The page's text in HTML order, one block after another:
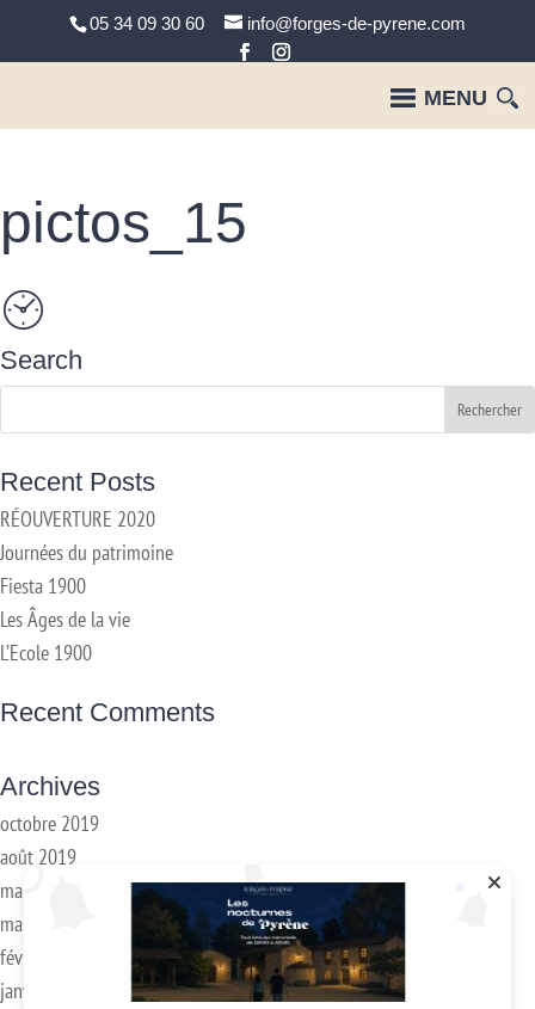
05 34 09 30 60 info@forges-de-pyrene.com
pictos_15
Search
Recent Posts
RÉOUVERTURE 2020
Journées du patrimoine
Fiesta 1900
Les Âges de la vie
L’Ecole 1900
Recent Comments
Archives
octobre 2019
août 2019
mai 2019
mars 2018
février 2018
janvier 2017